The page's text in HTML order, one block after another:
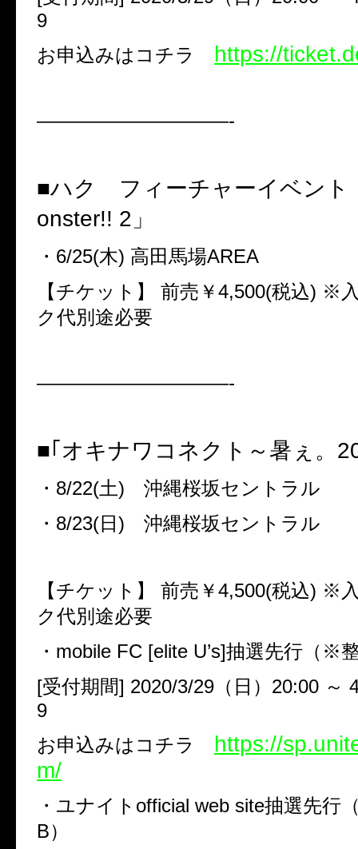
9
お申込みはコチラ https://
——————————-
■ハク フィーチャーイベント
onster!! 2 」
・ 6/25(木) 高田馬場AREA
【チケット】
前売￥4,500(税込) ※
ク代別途必要
——————————-
■｢オキナワコネクト～暑ぇ。
・ 8/22(土) 沖縄桜坂セントラル
・ 8/23(日 ) 沖縄桜坂セントラル
【チケット】 前売￥4,500(税込) ※
ク代別途必要
・ mobile FC [elite U’s]抽選先行（※
[受付期間] 2020/3/29 （日） 20:00 ～
9
お申込みはコチラ https://
m/
・ユナイト official web site抽選先行
B）